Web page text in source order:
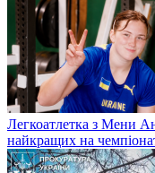
Легкоатлетка з Мени
найкращих на